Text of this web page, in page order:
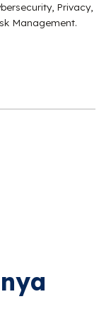
Privacy,
Management.